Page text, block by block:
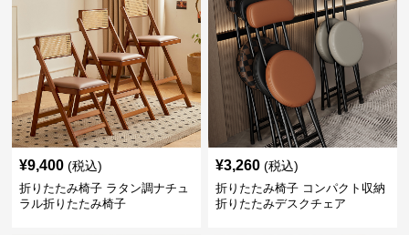
¥9,400 (税込)
折りたたみ椅子 ラタン調ナチュ
ラル折りたたみ椅子
¥3,260 (税込)
折りたたみ椅子 コンパクト収納
折りたたみデスクチェア